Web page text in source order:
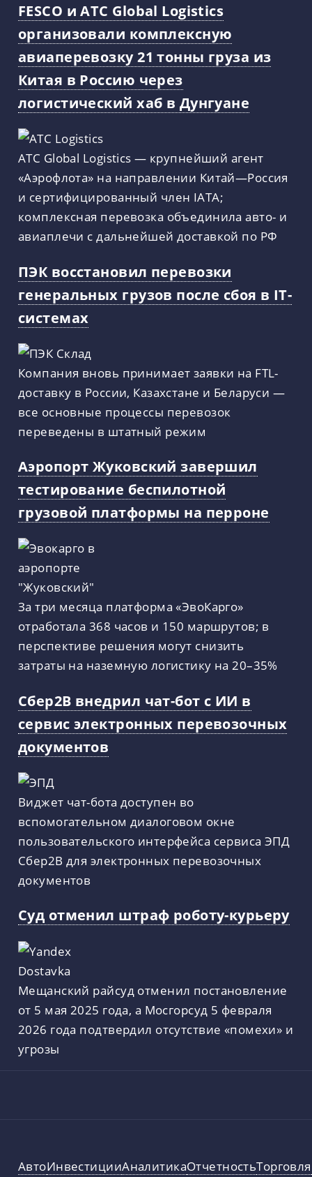
FESCO и ATC Global Logistics
организовали комплексную
авиаперевозку 21 тонны груза из
Китая в Россию через
логистический хаб в Дунгуане
ATC Global Logistics — крупнейший агент
«Аэрофлота» на направлении Китай—Россия
и сертифицированный член IATA;
комплексная перевозка объединила авто- и
авиаплечи с дальнейшей доставкой по РФ
ПЭК восстановил перевозки
генеральных грузов после сбоя в IT-
системах
Компания вновь принимает заявки на FTL-
доставку в России, Казахстане и Беларуси —
все основные процессы перевозок
переведены в штатный режим
Аэропорт Жуковский завершил
тестирование беспилотной
грузовой платформы на перроне
За три месяца платформа «ЭвоКарго»
отработала 368 часов и 150 маршрутов; в
перспективе решения могут снизить
затраты на наземную логистику на 20–35%
Cбер2B внедрил чат-бот с ИИ в
сервис электронных перевозочных
документов
Виджет чат-бота доступен во
вспомогательном диалоговом окне
пользовательского интерфейса сервиса ЭПД
Сбер2B для электронных перевозочных
документов
Суд отменил штраф роботу-курьеру
Мещанский райсуд отменил постановление
от 5 мая 2025 года, а Мосгорсуд 5 февраля
2026 года подтвердил отсутствие «помехи» и
угрозы
АвтоИнвестицииАналитикаОтчетностьТорговля